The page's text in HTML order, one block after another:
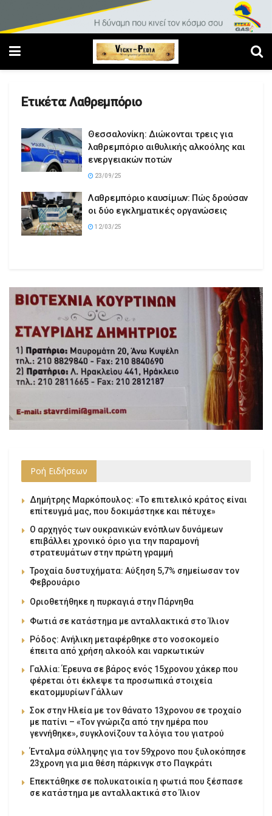
Ετικέτα:Λαθρεμπόριο
Θεσσαλονίκη: Διώκονται τρεις για
λαθρεμπόριο αιθυλικής αλκοόλης και
ενεργειακών ποτών
23/09/25
Λαθρεμπόριο καυσίμων: Πώς δρούσαν
οι δύο εγκληματικές οργανώσεις
12/03/25
Ροή Ειδήσεων
Δημήτρης Μαρκόπουλος: «Το επιτελικό κράτος είναι
επίτευγμά μας, που δοκιμάστηκε και πέτυχε»
Ο αρχηγός των ουκρανικών ενόπλων δυνάμεων
επιβάλλει χρονικό όριο για την παραμονή
στρατευμάτων στην πρώτη γραμμή
Τροχαία δυστυχήματα: Αύξηση 5,7% σημείωσαν τον
Φεβρουάριο
Οριοθετήθηκε η πυρκαγιά στην Πάρνηθα
Φωτιά σε κατάστημα με ανταλλακτικά στο Ίλιον
Ρόδος: Ανήλικη μεταφέρθηκε στο νοσοκομείο
έπειτα από χρήση αλκοόλ και ναρκωτικών
Γαλλία: Έρευνα σε βάρος ενός 15χρονου χάκερ που
φέρεται ότι έκλεψε τα προσωπικά στοιχεία
εκατομμυρίων Γάλλων
Σοκ στην Ηλεία με τον θάνατο 13χρονου σε τροχαίο
με πατίνι – «Τον γνώριζα από την ημέρα που
γεννήθηκε», συγκλονίζουν τα λόγια του γιατρού
Ένταλμα σύλληψης για τον 59χρονο που ξυλοκόπησε
23χρονη για μια θέση πάρκινγκ στο Παγκράτι
Επεκτάθηκε σε πολυκατοικία η φωτιά που ξέσπασε
σε κατάστημα με ανταλλακτικά στο Ίλιον